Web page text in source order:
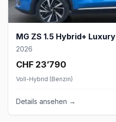
MG ZS 1.5 Hybrid+ Luxury
2026
CHF 23’790
Voll-Hybrid (Benzin)
Details ansehen →